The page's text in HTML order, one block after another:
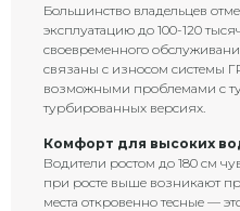
Большинство владельцев
эксплуатацию до 100-120
своевременного
связаны с износом системы
возможными проблемами с
турбированных версиях.
Комфорт для высоких
Водители ростом до 180 см
при росте выше возникают
места откровенно тесные —